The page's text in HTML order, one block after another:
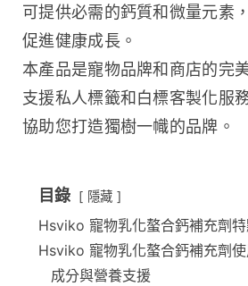
可提供必需的鈣質和微量元素
促進健康成長。
本產品是寵物品牌和商店的完
支援私人標籤和白標客製化服務
協助您打造獨樹一幟的品牌。
目錄 隱藏
Hsviko 寵物乳化螯合鈣補充劑
Hsviko 寵物乳化螯合鈣補充劑使
成分與營養支援